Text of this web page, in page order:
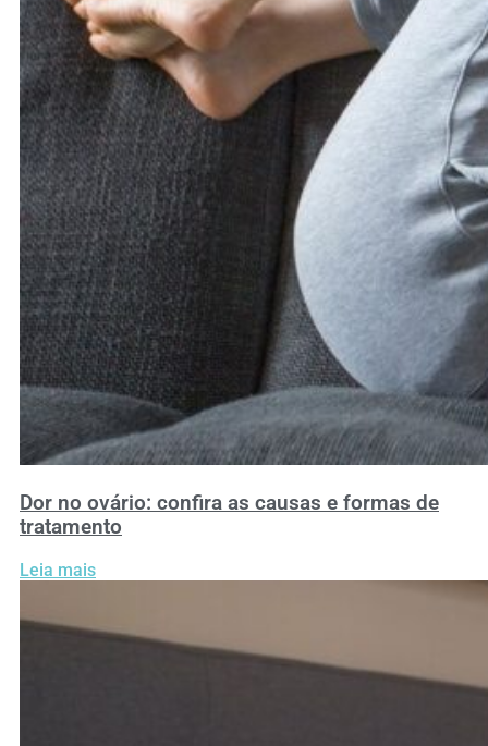
Dor no ovário: confira as causas e formas de
tratamento
Leia mais